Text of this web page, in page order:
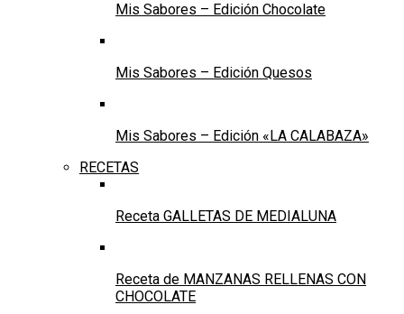
Mis Sabores – Edición Chocolate
Mis Sabores – Edición Quesos
Mis Sabores – Edición «LA CALABAZA»
RECETAS
Receta GALLETAS DE MEDIALUNA
Receta de MANZANAS RELLENAS CON
CHOCOLATE